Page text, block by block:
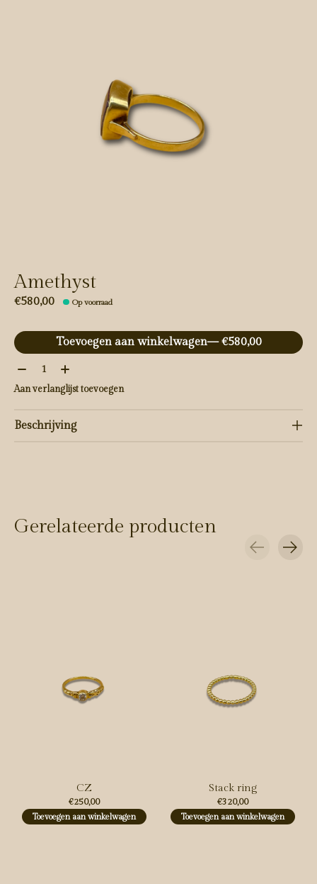
Amethyst
€580,00 Op voorraad
Toevoegen aan winkelwagen
— €580,00
Aantal:
Aan verlanglijst toevoegen
Beschrijving
Gerelateerde producten
CZ
€250,00
Toevoegen aan winkelwagen
Stack ring
€320,00
Toevoegen aan winkelwagen